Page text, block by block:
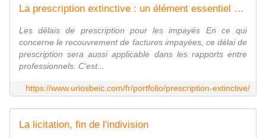
La prescription extinctive : un élément essentiel au recouvrement !
Les délais de prescription pour les impayés En ce qui
concerne le recouvrement de factures impayées, ce délai de
prescription sera aussi applicable dans les rapports entre
professionnels. C'est...
https://www.uriosbeic.com/fr/portfolio/prescription-extinctive/
La licitation, fin de l'indivision